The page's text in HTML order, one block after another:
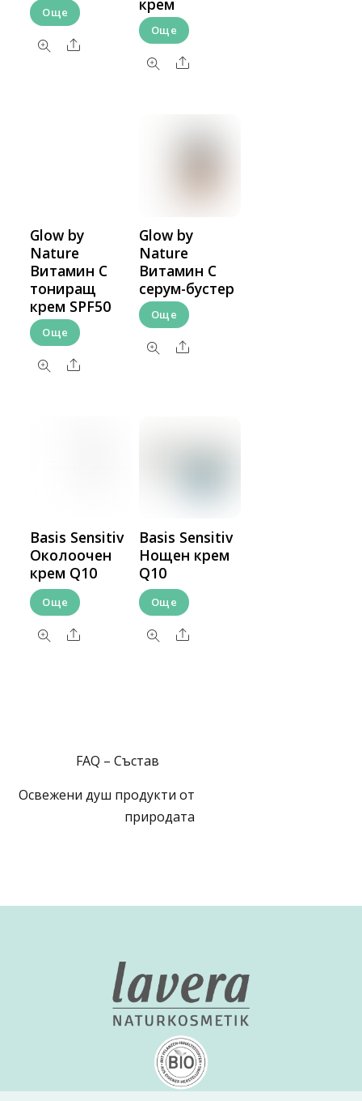
Още
Share
крем
Още
Share
Glow by
Nature
Витамин С
тониращ
крем SPF50
Още
Share
Glow by
Nature
Витамин С
серум-бустер
Още
Share
Basis Sensitiv
Околоочен
крем Q10
Още
Share
Basis Sensitiv
Нощен крем
Q10
Още
Share
FAQ – Състав
Освежени душ продукти от
природата